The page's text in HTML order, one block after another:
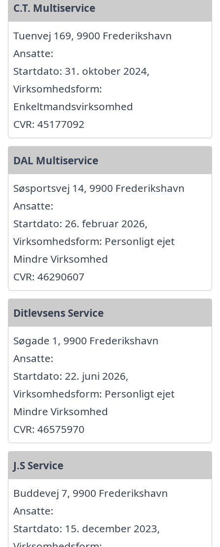
C.T. Multiservice
Tuenvej 169, 9900 Frederikshavn
Ansatte:
Startdato: 31. oktober 2024,
Virksomhedsform:
Enkeltmandsvirksomhed
CVR: 45177092
DAL Multiservice
Søsportsvej 14, 9900 Frederikshavn
Ansatte:
Startdato: 26. februar 2026,
Virksomhedsform: Personligt ejet
Mindre Virksomhed
CVR: 46290607
Ditlevsens Service
Søgade 1, 9900 Frederikshavn
Ansatte:
Startdato: 22. juni 2026,
Virksomhedsform: Personligt ejet
Mindre Virksomhed
CVR: 46575970
J.S Service
Buddevej 7, 9900 Frederikshavn
Ansatte:
Startdato: 15. december 2023,